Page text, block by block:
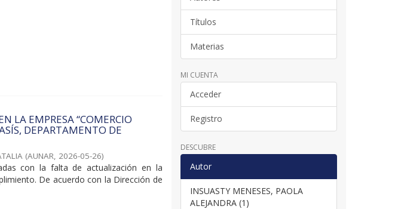
LA EMPRESA “COMERCIO
DEPARTAMENTO DE
(AUNAR, 2026-05-26)
con la falta de actualización en la
De acuerdo con la Dirección de
Títulos
Materias
MI CUENTA
Acceder
Registro
DESCUBRE
Autor
INSUASTY MENESES, PAOLA
ALEJANDRA (1)